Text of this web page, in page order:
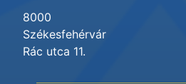
8000
Székesfehérvár
Rác utca 11.